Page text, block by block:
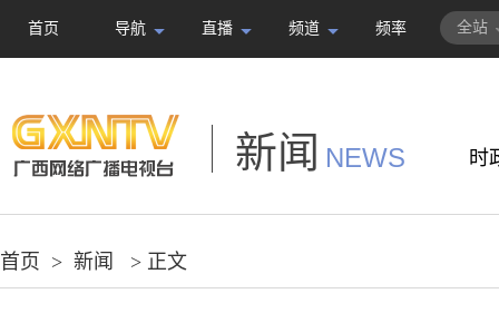
首页 导航 直播 频道 频率 全站
新闻 NEWS 时
首页 > 新闻 > 正文